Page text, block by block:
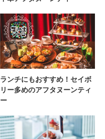
ランチにもおすすめ！セイボ
リー多めのアフタヌーンティ
ー